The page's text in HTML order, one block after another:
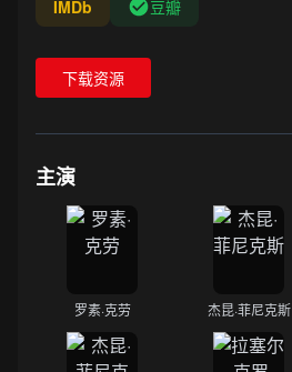
IMDb 豆瓣
下载资源
主演
罗素·克劳 杰昆·菲尼克斯